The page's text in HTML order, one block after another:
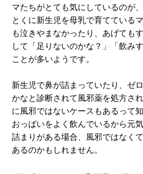
マたちがとても気にしているのが、
とくに新生児を母乳で育てている
も泣きやまなかったり、あげても
して「足りないのかな？」「飲み
ことが多いようです。
新生児で鼻が詰まっていたり、ゼ
かなと診断されて風邪薬を処方さ
に風邪ではないケースもあるって知
おっぱいをよく飲んでいるから元
詰まりがある場合、風邪ではなく
あるのかもしれません。